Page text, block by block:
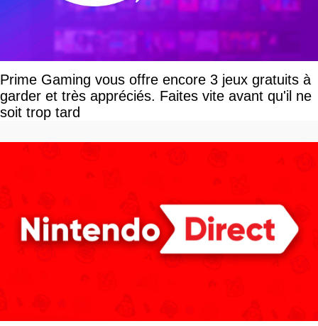
Prime Gaming vous offre encore 3 jeux gratuits à
garder et très appréciés. Faites vite avant qu'il ne
soit trop tard